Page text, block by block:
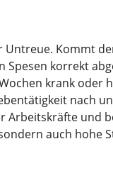
Untreue. Kommt
Spesen korrekt
krank oder
nach
Arbeitskräfte und
auch hohe